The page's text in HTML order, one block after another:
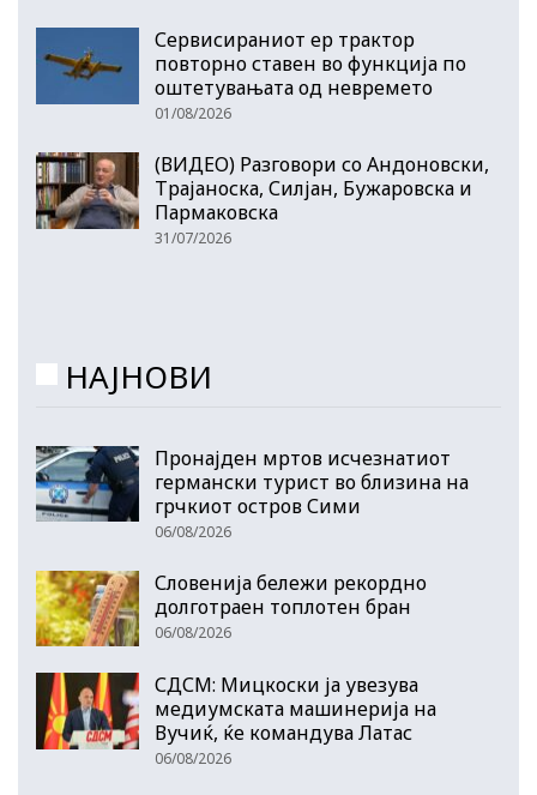
Сервисираниот ер трактор
повторно ставен во функција по
оштетувањата од невремето
01/08/2026
(ВИДЕО) Разговори со Андоновски,
Трајаноска, Силјан, Бужаровска и
Пармаковска
31/07/2026
НАЈНОВИ
Пронајден мртов исчезнатиот
германски турист во близина на
грчкиот остров Сими
06/08/2026
Словенија бележи рекордно
долготраен топлотен бран
06/08/2026
СДСМ: Мицкоски ја увезува
медиумската машинерија на
Вучиќ, ќе командува Латас
06/08/2026